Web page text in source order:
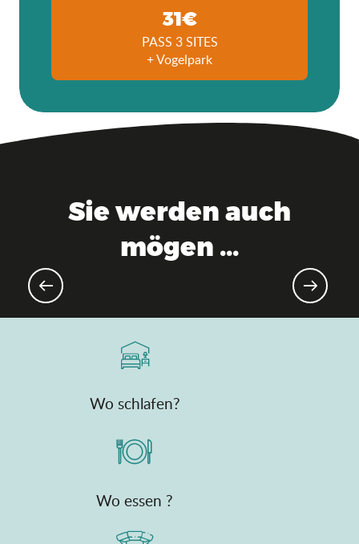
31€
PASS 3 SITES
+ Vogelpark
Sie werden auch
mögen ...
Wo schlafen?
Wo essen ?